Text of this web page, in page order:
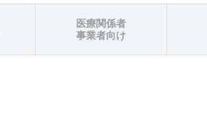
医療関係者
事業者向け